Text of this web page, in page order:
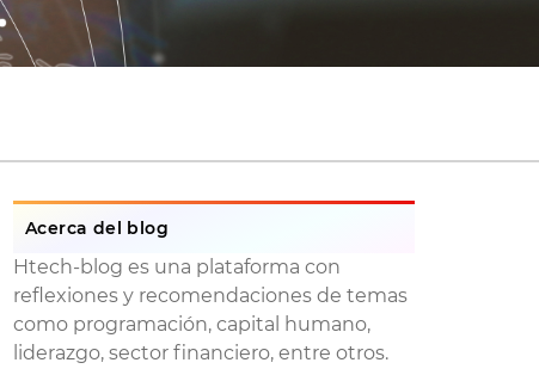
Acerca del blog
Htech-blog es una plataforma con
reflexiones y recomendaciones de temas
como programación, capital humano,
liderazgo, sector financiero, entre otros.